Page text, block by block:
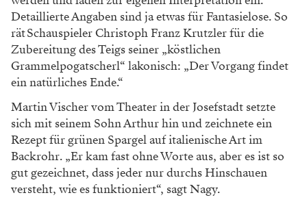
Detaillierte Angaben sind ja etwas für Fantasielose. So
rät Schauspieler Christoph Franz Krutzler für die
Zubereitung des Teigs seiner „köstlichen
Grammelpogatscherl“ lakonisch: „Der Vorgang findet
ein natürliches Ende.“
Martin Vischer vom Theater in der Josefstadt setzte
sich mit seinem Sohn Arthur hin und zeichnete ein
Rezept für grünen Spargel auf italienische Art im
Backrohr. „Er kam fast ohne Worte aus, aber es ist so
gut gezeichnet, dass jeder nur durchs Hinschauen
versteht, wie es funktioniert“, sagt Nagy.